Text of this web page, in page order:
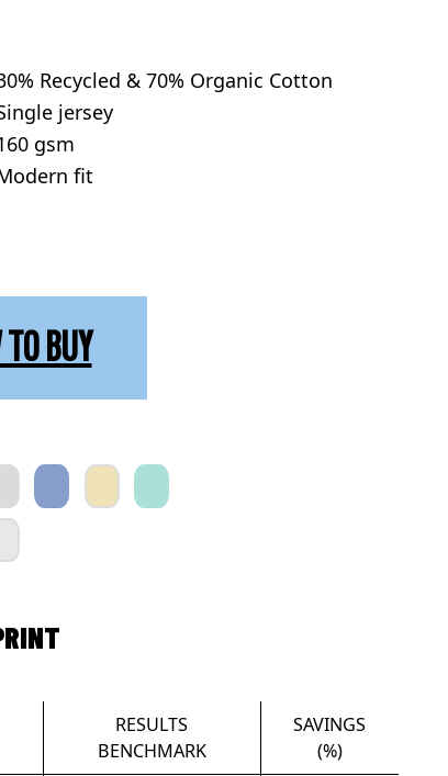
Recycled & 70% Organic Cotton
jersey
gsm
fit
BUY
RESULTS
BENCHMARK
SAVINGS
(%)